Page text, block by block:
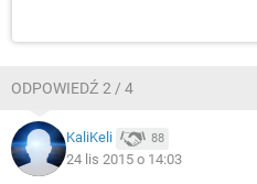
ODPOWIEDŹ 2 / 4
KaliKeli 88
24 lis 2015 o 14:03